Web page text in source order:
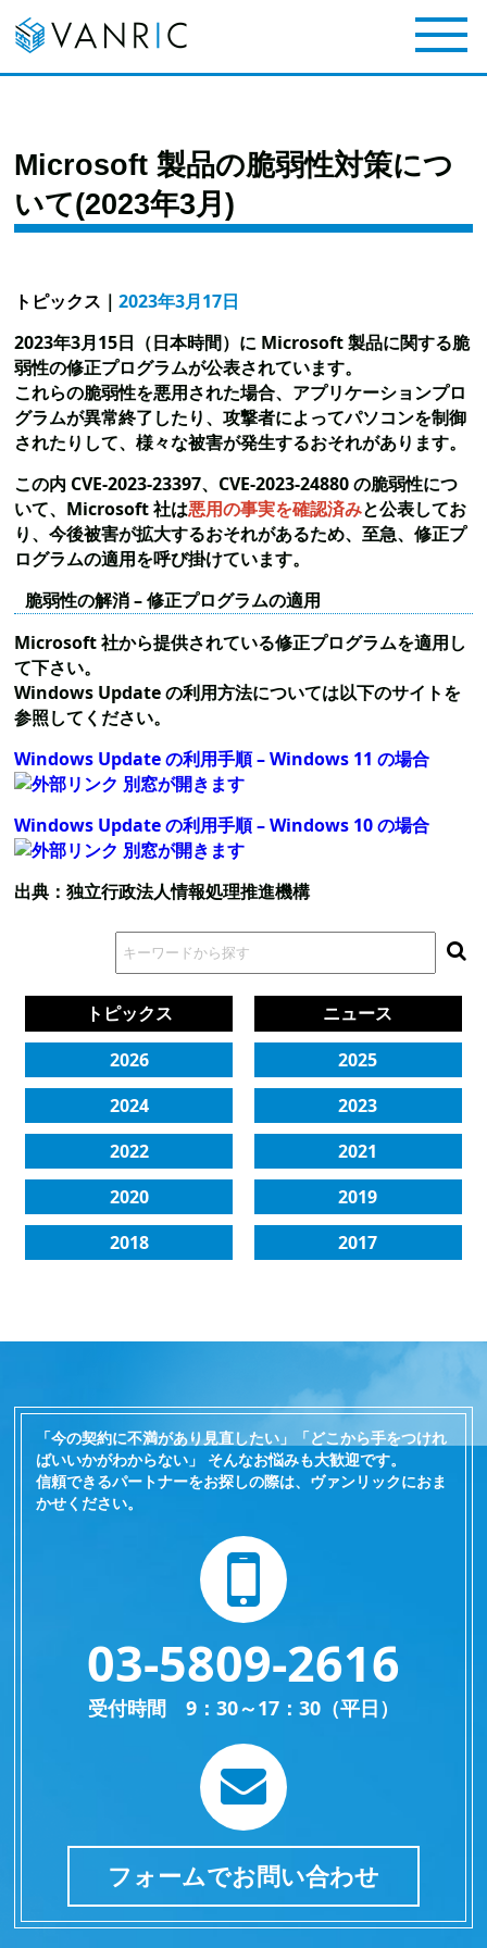
Microsoft 製品の脆弱性対策につ
いて(2023年3月)
トピックス ｜2023年3月17日
2023年3月15日（日本時間）に Microsoft 製品に関する脆
弱性の修正プログラムが公表されています。
これらの脆弱性を悪用された場合、アプリケーションプロ
グラムが異常終了したり、攻撃者によってパソコンを制御
されたりして、様々な被害が発生するおそれがあります。
この内 CVE-2023-23397、CVE-2023-24880 の脆弱性につ
いて、Microsoft 社は悪用の事実を確認済みと公表してお
り、今後被害が拡大するおそれがあるため、至急、修正プ
ログラムの適用を呼び掛けています。
脆弱性の解消 – 修正プログラムの適用
Microsoft 社から提供されている修正プログラムを適用し
て下さい。
Windows Update の利用方法については以下のサイトを
参照してください。
Windows Update の利用手順 – Windows 11 の場合
Windows Update の利用手順 – Windows 10 の場合
出典：独立行政法人情報処理推進機構
トピックス
ニュース
2026
2025
2024
2023
2022
2021
2020
2019
2018
2017
「今の契約に不満があり見直したい」「どこから手をつけれ
ばいいかがわからない」 そんなお悩みも大歓迎です。
信頼できるパートナーをお探しの際は、ヴァンリックにおま
かせください。
03-5809-2616
受付時間 9：30～17：30（平日）
フォームでお問い合わせ